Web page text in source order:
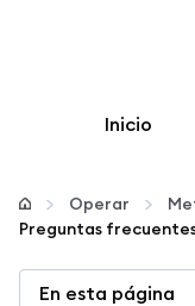
Inicio
Configurar
Operar
Preguntas
En esta página